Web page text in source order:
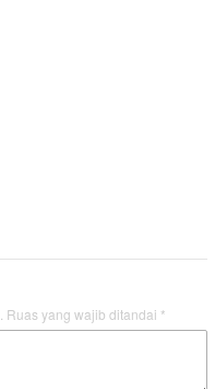
Ruas yang wajib ditandai *